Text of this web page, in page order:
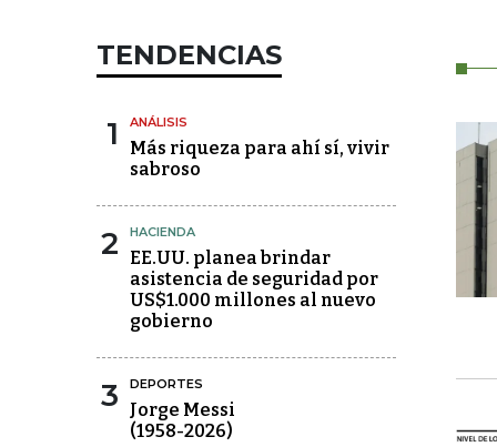
TENDENCIAS
1 ANÁLISIS
Más riqueza para ahí sí, vivir
sabroso
2 HACIENDA
EE.UU. planea brindar
asistencia de seguridad por
US$1.000 millones al nuevo
gobierno
3 DEPORTES
Jorge Messi
(1958-2026)